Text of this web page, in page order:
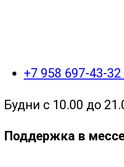
+7 958 697-43-32
Будни с 10.00 до
Поддержка в